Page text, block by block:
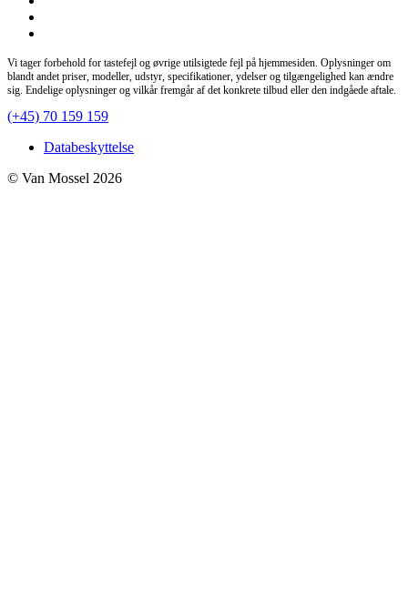
Vi tager forbehold for tastefejl og øvrige utilsigtede fejl på hjemmesiden. Oplysninger om
blandt andet priser, modeller, udstyr, specifikationer, ydelser og tilgængelighed kan ændre
sig. Endelige oplysninger og vilkår fremgår af det konkrete tilbud eller den indgåede aftale.
(+45) 70 159 159
Databeskyttelse
© Van Mossel 2026